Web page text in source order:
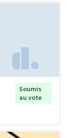
Soumis
au vote